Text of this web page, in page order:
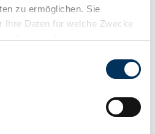
zu ermöglichen. Sie
Ihre Daten für welche Zwecke
jederzeit über die
widerrufen
Ihre geografische Lage